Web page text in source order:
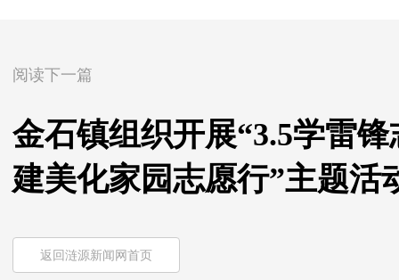
阅读下一篇
金石镇组织开展“3.5学雷
建美化家园志愿行”主题活
返回涟源新闻网首页